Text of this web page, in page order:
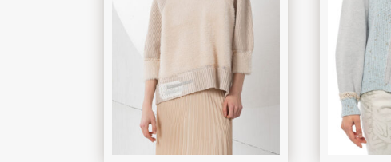
gemütlichen Charakter verleiht.
Dezente Ziernähte und ein
asymmetrischer Saum
unterstreichen die kreative Note
des Designs. Zusammen mit einer
locker geschnittenen Hose
entsteht ein harmonischer Look,
Kragen
Akzent
individuelle
Perfekt
schlichten
einen